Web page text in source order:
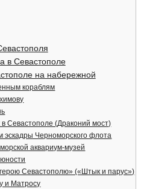
в Севастополе
на набережной
кораблям
Севастополе (Драконий мост)
эскадры Черноморского флота
аквариум-музей
Севастополю» («Штык и парус»)
и Матросу